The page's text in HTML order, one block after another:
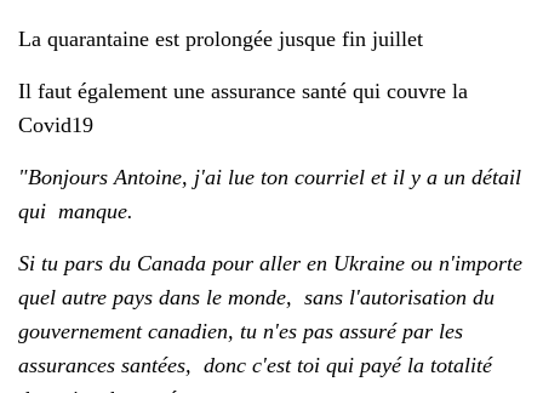
La quarantaine est prolongée jusque fin juillet
Il faut également une assurance santé qui couvre la
Covid19
"Bonjours Antoine, j'ai lue ton courriel et il y a un détail
qui manque.
Si tu pars du Canada pour aller en Ukraine ou n'importe
quel autre pays dans le monde, sans l'autorisation du
gouvernement canadien, tu n'es pas assuré par les
assurances santées, donc c'est toi qui payé la totalité